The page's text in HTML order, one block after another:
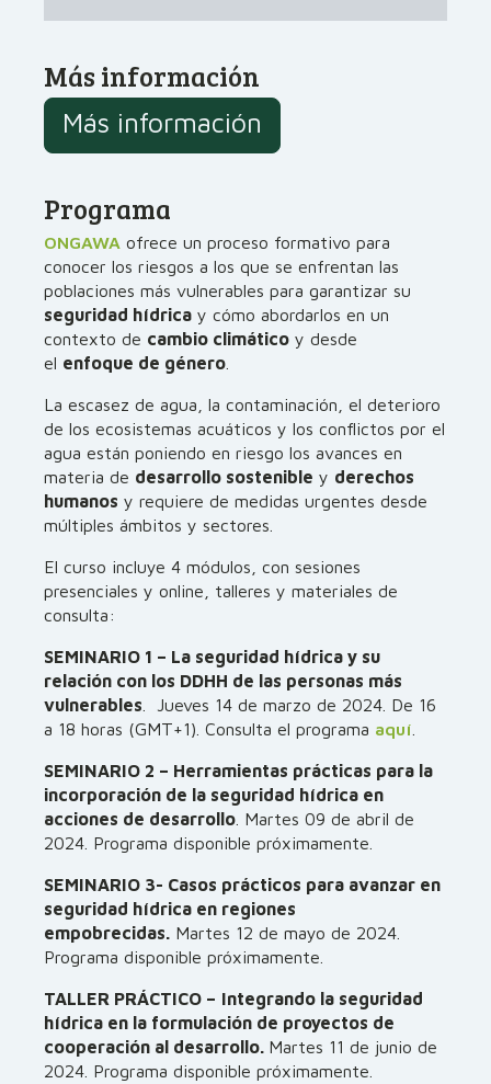
Más información
Más información
Programa
ONGAWA ofrece un proceso formativo para
conocer los riesgos a los que se enfrentan las
poblaciones más vulnerables para garantizar su
seguridad hídrica y cómo abordarlos en un
contexto de cambio climático y desde
el enfoque de género
La escasez de agua, la contaminación, el deterioro
de los ecosistemas acuáticos y los conflictos por el
agua están poniendo en riesgo los avances en
materia de desarrollo sostenible y derechos
humanos y requiere de medidas urgentes desde
múltiples ámbitos y sectores.
El curso incluye 4 módulos, con sesiones
presenciales y online, talleres y materiales de
consulta:
SEMINARIO 1 – La seguridad hídrica y su
relación con los DDHH de las personas más
vulnerables . Jueves 14 de marzo de 2024. De 16
a 18 horas (GMT+1). Consulta el programa aquí
SEMINARIO 2 – Herramientas prácticas para la
incorporación de la seguridad hídrica en
acciones de desarrollo . Martes 09 de abril de
2024. Programa disponible próximamente.
SEMINARIO 3- Casos prácticos para avanzar en
seguridad hídrica en regiones
empobrecidas. Martes 12 de mayo de 2024.
Programa disponible próximamente.
TALLER PRÁCTICO – Integrando la seguridad
hídrica en la formulación de proyectos de
cooperación al desarrollo. Martes 11 de junio de
2024. Programa disponible próximamente.